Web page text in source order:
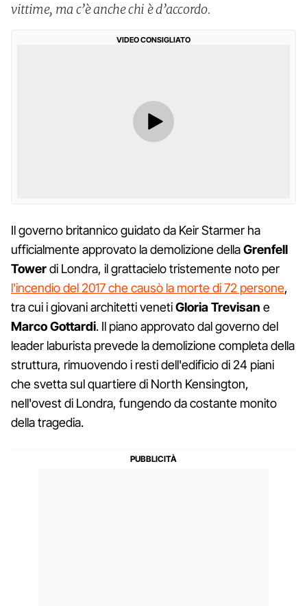
vittime, ma c’è anche chi è d’accordo.
VIDEO CONSIGLIATO
Il governo britannico guidato da Keir Starmer ha
ufficialmente approvato la demolizione dellaGrenfell
Towerdi Londra, il grattacielo tristemente noto per
l'incendio del 2017 che causò la morte di 72 persone,
tra cui i giovani architetti venetiGloria Trevisan e
Marco Gottardi. Il piano approvato dal governo del
leader laburista prevede la demolizione completa della
struttura, rimuovendo i resti dell'edificio di 24 piani
che svetta sul quartiere di North Kensington,
nell'ovest di Londra, fungendo da costante monito
della tragedia.